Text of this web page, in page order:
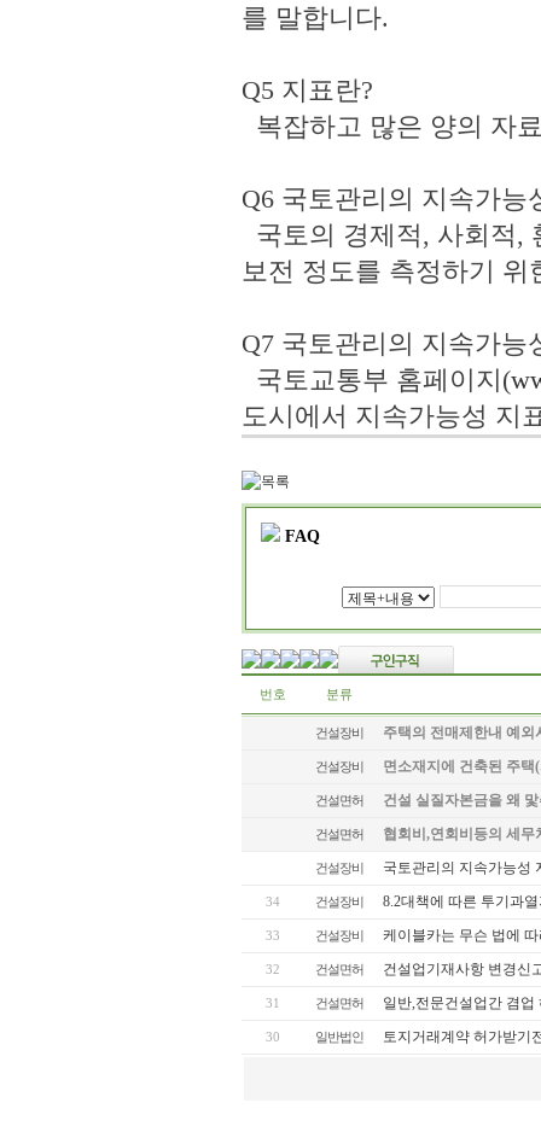
를 말합니다.
Q5 지표란?
복잡하고 많은 양의 자
Q6 국토관리의 지속가능
국토의 경제적, 사회적,
보전 정도를 측정하기
Q7 국토관리의 지속가
국토교통부 홈페이지(
도시에서 지속가능성 지
FAQ
번호 분류
건설장비 주택의 전매제한내 예
건설장비 면소재지에 건축된 주
건설면허 건설 실질자본금을 왜
건설면허 협회비,연회비등의 세무
건설장비 국토관리의 지속가능성
34 건설장비 8.2대책에 따른 투기과
33 건설장비 케이블카는 무슨 법에
32 건설면허 건설업기재사항 변경신
31 건설면허 일반,전문건설업간 겸업
30 일반법인 토지거래계약 허가받기